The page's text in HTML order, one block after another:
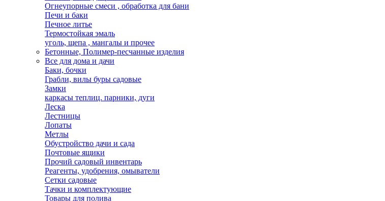
Огнеупорные смеси , обработка для бани
Печи и баки
Печное литье
Термостойкая эмаль
уголь, щепа , мангалы и прочее
Бетонные, Полимер-песчанные изделия
Все для дома и дачи
Баки, бочки
Грабли, вилы буры садовые
Замки
каркасы теплиц. парники, дуги
Леска
Лестницы
Лопаты
Метлы
Обустройство дачи и сада
Почтовые ящики
Прочий садовый инвентарь
Реагенты, удобрения, омыватели
Сетки садовые
Тачки и комплектующие
Товары для полива